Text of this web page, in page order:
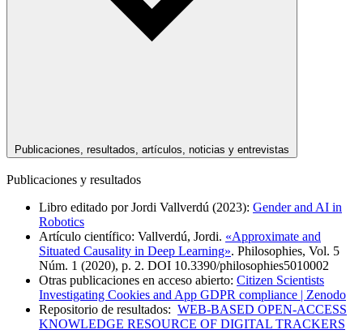
Publicaciones, resultados, artículos, noticias y entrevistas
Publicaciones y resultados
Libro editado por Jordi Vallverdú (2023): Gender and AI in
Robotics
Artículo científico: Vallverdú, Jordi. «Approximate and
Situated Causality in Deep Learning». Philosophies, Vol. 5
Núm. 1 (2020), p. 2. DOI 10.3390/philosophies5010002
Otras publicaciones en acceso abierto: Citizen Scientists
Investigating Cookies and App GDPR compliance | Zenodo
Repositorio de resultados: WEB-BASED OPEN-ACCESS
KNOWLEDGE RESOURCE OF DIGITAL TRACKERS